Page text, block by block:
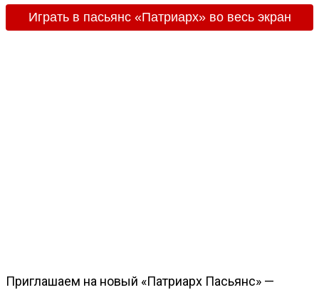
Играть в пасьянс «Патриарх» во весь экран
Приглашаем на новый «Патриарх Пасьянс» —